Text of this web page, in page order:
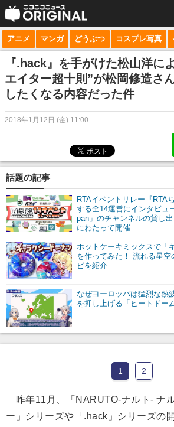
サービス一覧
niconico
動画
生放送
マンガ
ニコニコQ
アニメ マンガ どうぶつ コスプレ写真
『.hack』を手がけた松山洋に
エイター超十則”が松岡修造さ
したくなる内容だった件
2018年1月12日 (金) 11:00
話題の記事
RTAイベントリレー『RTA
する全14運営にインタビュ
pan」のチャンネルの貸し
にわたって開催
ホットケーキミックスで「
を作ってみた！ 流れる星
ピを紹介
なぜヨーロッパは猛烈な熱
を押し上げる「ヒートドー
1 2
昨年11月、「NARUTO-ナルト- ナ
ー」シリーズや「.hack」シリーズの